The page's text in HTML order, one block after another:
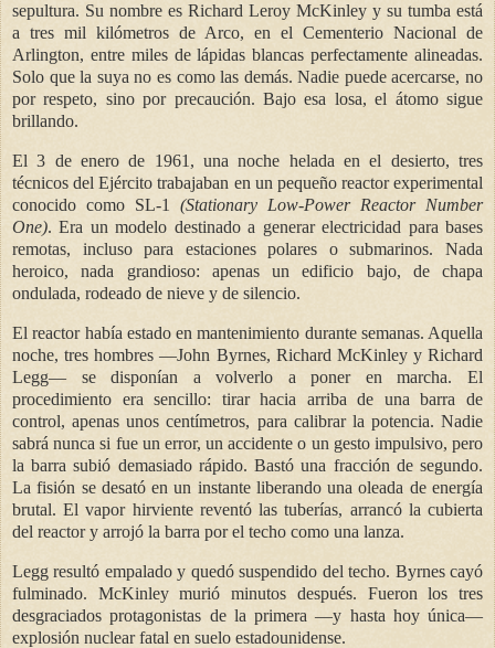
sepultura. Su nombre es Richard Leroy McKinley y su tumba está
a tres mil kilómetros de Arco, en el Cementerio Nacional de
Arlington, entre miles de lápidas blancas perfectamente alineadas.
Solo que la suya no es como las demás. Nadie puede acercarse, no
por respeto, sino por precaución. Bajo esa losa, el átomo sigue
brillando.
El 3 de enero de 1961, una noche helada en el desierto, tres
técnicos del Ejército trabajaban en un pequeño reactor experimental
conocido como SL-1 (Stationary Low-Power Reactor Number
One). Era un modelo destinado a generar electricidad para bases
remotas, incluso para estaciones polares o submarinos. Nada
heroico, nada grandioso: apenas un edificio bajo, de chapa
ondulada, rodeado de nieve y de silencio.
El reactor había estado en mantenimiento durante semanas. Aquella
noche, tres hombres —John Byrnes, Richard McKinley y Richard
Legg— se disponían a volverlo a poner en marcha. El
procedimiento era sencillo: tirar hacia arriba de una barra de
control, apenas unos centímetros, para calibrar la potencia. Nadie
sabrá nunca si fue un error, un accidente o un gesto impulsivo, pero
la barra subió demasiado rápido. Bastó una fracción de segundo.
La fisión se desató en un instante liberando una oleada de energía
brutal. El vapor hirviente reventó las tuberías, arrancó la cubierta
del reactor y arrojó la barra por el techo como una lanza.
Legg resultó empalado y quedó suspendido del techo. Byrnes cayó
fulminado. McKinley murió minutos después. Fueron los tres
desgraciados protagonistas de la primera —y hasta hoy única—
explosión nuclear fatal en suelo estadounidense.